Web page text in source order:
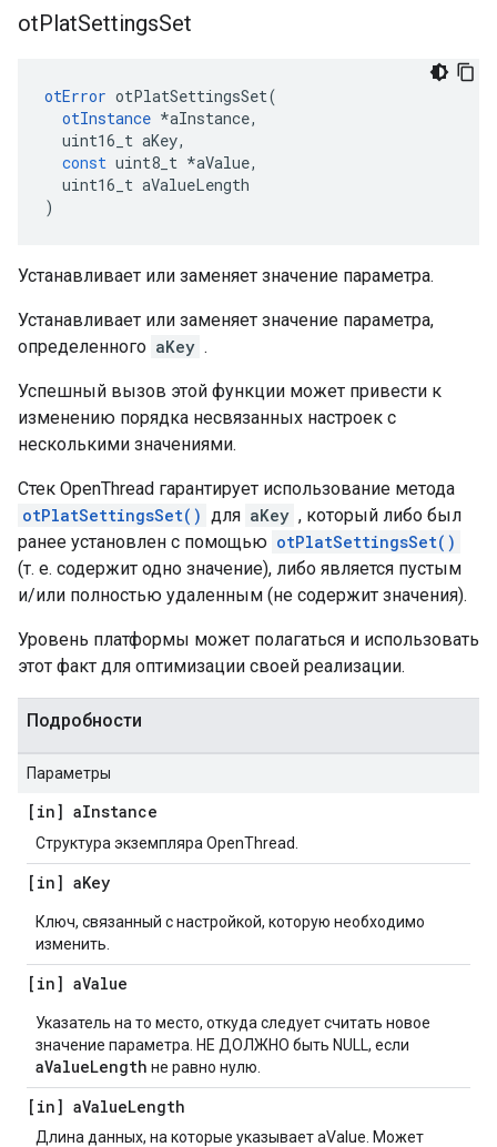
otPlatSettingsSet
otError otPlatSettingsSet(
otInstance *aInstance,
uint16_t aKey,
const uint8_t *aValue,
uint16_t aValueLength
)
Устанавливает или заменяет значение параметра.
Устанавливает или заменяет значение параметра,
определенного aKey .
Успешный вызов этой функции может привести к
изменению порядка несвязанных настроек с
несколькими значениями.
Стек OpenThread гарантирует использование метода
otPlatSettingsSet() для aKey , который либо был
ранее установлен с помощью otPlatSettingsSet()
(т. е. содержит одно значение), либо является пустым
и/или полностью удаленным (не содержит значения).
Уровень платформы может полагаться и использовать
этот факт для оптимизации своей реализации.
Подробности
Параметры
[in] aInstance
Структура экземпляра OpenThread.
[in] aKey
Ключ, связанный с настройкой, которую необходимо
изменить.
[in] aValue
Указатель на то место, откуда следует считать новое
значение параметра. НЕ ДОЛЖНО быть NULL, если
aValueLength не равно нулю.
[in] aValueLength
Длина данных, на которые указывает aValue. Может